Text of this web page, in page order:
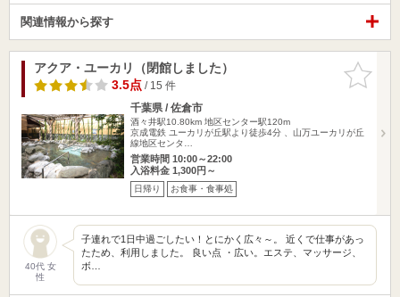
関連情報から探す
お気に入
りに追加
アクア・ユーカリ（閉館しました）
3.5点/ 15 件
千葉県 / 佐倉市
酒々井駅10.80km 地区センター駅120m
京成電鉄 ユーカリが丘駅より徒歩4分 、山万ユーカリが丘
線地区センタ…
営業時間 10:00～22:00
入浴料金 1,300円～
日帰り お食事・食事処
40代 女
性
子連れで1日中過ごしたい！とにかく広々～。 近くで仕事があっ
たため、利用しました。 良い点 ・広い。エステ、マッサージ、
ボ…